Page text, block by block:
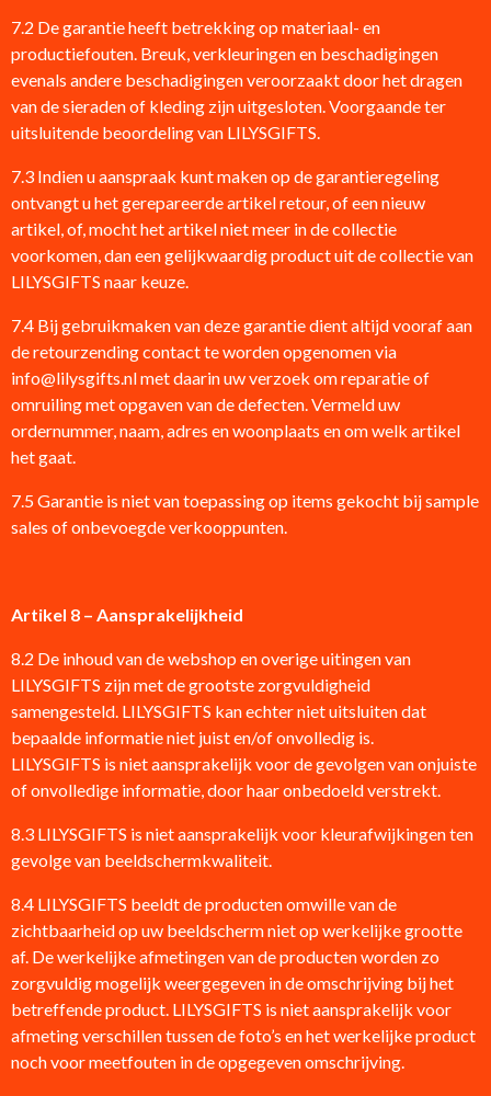
7.2 De garantie heeft betrekking op materiaal- en
productiefouten. Breuk, verkleuringen en beschadigingen
evenals andere beschadigingen veroorzaakt door het dragen
van de sieraden of kleding zijn uitgesloten. Voorgaande ter
uitsluitende beoordeling van LILYSGIFTS.
7.3 Indien u aanspraak kunt maken op de garantieregeling
ontvangt u het gerepareerde artikel retour, of een nieuw
artikel, of, mocht het artikel niet meer in de collectie
voorkomen, dan een gelijkwaardig product uit de collectie van
LILYSGIFTS naar keuze.
7.4 Bij gebruikmaken van deze garantie dient altijd vooraf aan
de retourzending contact te worden opgenomen via
info@lilysgifts.nl met daarin uw verzoek om reparatie of
omruiling met opgaven van de defecten. Vermeld uw
ordernummer, naam, adres en woonplaats en om welk artikel
het gaat.
7.5 Garantie is niet van toepassing op items gekocht bij sample
sales of onbevoegde verkooppunten.
Artikel 8 – Aansprakelijkheid
8.2 De inhoud van de webshop en overige uitingen van
LILYSGIFTS zijn met de grootste zorgvuldigheid
samengesteld. LILYSGIFTS kan echter niet uitsluiten dat
bepaalde informatie niet juist en/of onvolledig is.
LILYSGIFTS is niet aansprakelijk voor de gevolgen van onjuiste
of onvolledige informatie, door haar onbedoeld verstrekt.
8.3 LILYSGIFTS is niet aansprakelijk voor kleurafwijkingen ten
gevolge van beeldschermkwaliteit.
8.4 LILYSGIFTS beeldt de producten omwille van de
zichtbaarheid op uw beeldscherm niet op werkelijke grootte
af. De werkelijke afmetingen van de producten worden zo
zorgvuldig mogelijk weergegeven in de omschrijving bij het
betreffende product. LILYSGIFTS is niet aansprakelijk voor
afmeting verschillen tussen de foto’s en het werkelijke product
noch voor meetfouten in de opgegeven omschrijving.